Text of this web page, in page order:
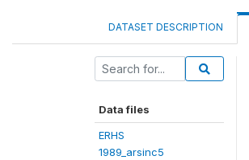
DATASET DESCRIPTION
Data files
ERHS
1989_arsinc5